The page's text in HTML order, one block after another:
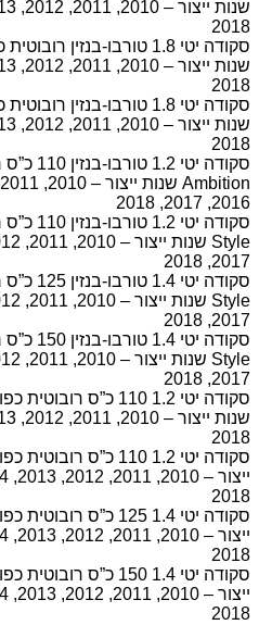
2018
2018
2018
2016, 2017, 2018
2017, 2018
2017, 2018
2017, 2018
2018
2018
2018
2018